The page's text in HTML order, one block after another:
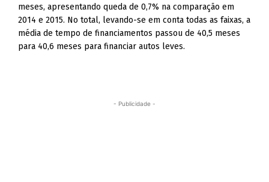
meses, apresentando queda de 0,7% na comparação em
2014 e 2015. No total, levando-se em conta todas as faixas, a
média de tempo de financiamentos passou de 40,5 meses
para 40,6 meses para financiar autos leves.
- Publicidade -